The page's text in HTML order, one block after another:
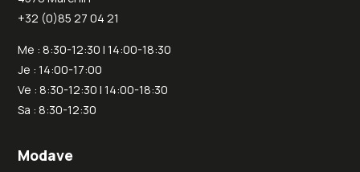
+32 (0)85 27 04 21
Me : 8:30-12:30 | 14:00-18:30
Je : 14:00-17:00
Ve : 8:30-12:30 | 14:00-18:30
Sa : 8:30-12:30
Modave